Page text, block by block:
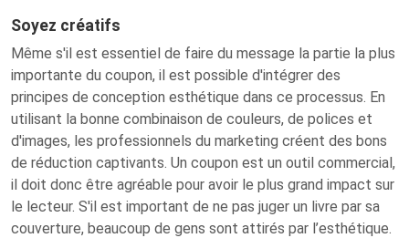
Soyez créatifs
Même s'il est essentiel de faire du message la partie la plus
importante du coupon, il est possible d'intégrer des
principes de conception esthétique dans ce processus. En
utilisant la bonne combinaison de couleurs, de polices et
d'images, les professionnels du marketing créent des bons
de réduction captivants. Un coupon est un outil commercial,
il doit donc être agréable pour avoir le plus grand impact sur
le lecteur. S'il est important de ne pas juger un livre par sa
couverture, beaucoup de gens sont attirés par l’esthétique.